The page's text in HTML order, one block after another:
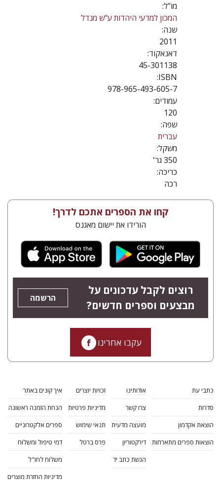
מו"ל:
המכון למדעי היהדות ע"ש מנדל
שנה:
2011
דאנאקוד:
45-301138
ISBN:
978-965-493-605-7
עמודים:
120
שפה:
עברית
משקל:
350 גר'
כריכה:
רכה
קחו את הספרים אתכם לדרך!
הורידו את יישום מאגנס
רוצים לקבל עדכונים על
מבצעים וספרים חדשים?
הרשמה
עקבו אחרינו
כתבי עת
סדרות
הוצאת אקדמון
הוצאות ספרים מתארחות
אודותינו
צרו קשר
מועצה מדעית
דירקטוריון
הגשת כתב יד
זכויות יוצרים
מדיניות פרטיות
תנאי שימוש
פרס ברטל
איך קונים באתר
הנחת הזמנה ראשונה
ספרים אלקטרוניים
דמי טיפול ומשלוח
משלוח לחו"ל
מדיניות החזרת מוצרים